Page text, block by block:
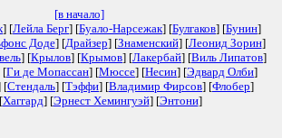
[в начало]
] [Лейла Берг] [Буало-Нарсежак] [Булгаков] [Бунин]
Доде] [Драйзер] [Знаменский] [Леонид Зорин]
] [Крылов] [Крымов] [Лакербай] [Виль Липатов]
[Ги де Мопассан] [Мюссе] [Несин] [Эдвард Олби]
[Стендаль] [Тэффи] [Владимир Фирсов] [Флобер]
Хаггард] [Эрнест Хемингуэй] [Энтони]